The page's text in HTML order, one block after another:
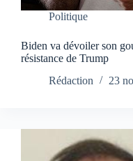
Politique
Biden va dévoiler son
résistance de Trump
Rédaction
23